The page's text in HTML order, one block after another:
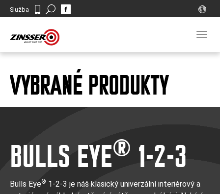
Služba KontaktSearch
VYBRANÉ PRODUKTY
BULLS EYE® 1-2-3
Bulls Eye® 1-2-3 je náš klasický univerzální interiérový a